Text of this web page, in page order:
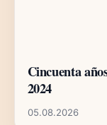
Cincuenta
2024
05.08.2026